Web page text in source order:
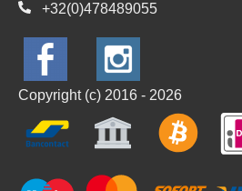
+32(0)478489055
Copyright (c) 2016 - 2026